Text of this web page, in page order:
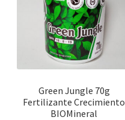
Green Jungle 70g
Fertilizante Crecimiento
BIOMineral